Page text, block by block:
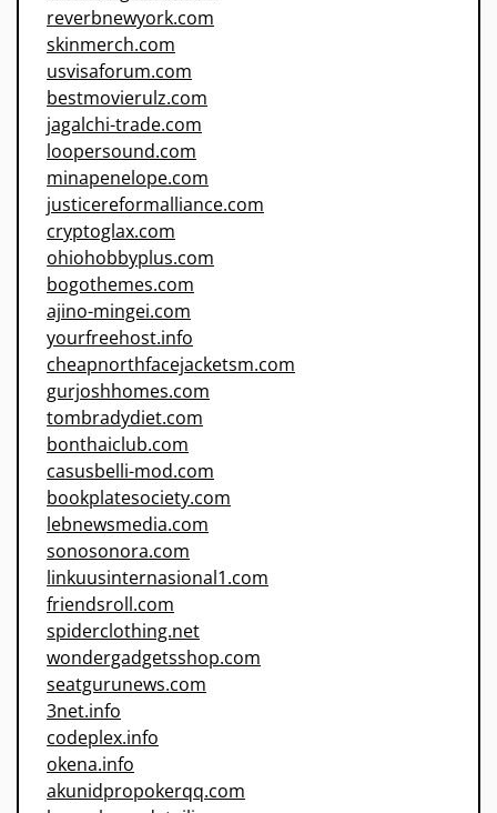
reverbnewyork.com
skinmerch.com
usvisaforum.com
bestmovierulz.com
jagalchi-trade.com
loopersound.com
minapenelope.com
justicereformalliance.com
cryptoglax.com
ohiohobbyplus.com
bogothemes.com
ajino-mingei.com
yourfreehost.info
cheapnorthfacejacketsm.com
gurjoshhomes.com
tombradydiet.com
bonthaiclub.com
casusbelli-mod.com
bookplatesociety.com
lebnewsmedia.com
sonosonora.com
linkuusinternasional1.com
friendsroll.com
spiderclothing.net
wondergadgetsshop.com
seatgurunews.com
3net.info
codeplex.info
okena.info
akunidpropokerqq.com